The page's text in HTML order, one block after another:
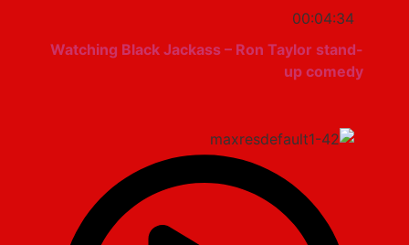
00:04:34
Watching Black Jackass – Ron Taylor stand-
up comedy